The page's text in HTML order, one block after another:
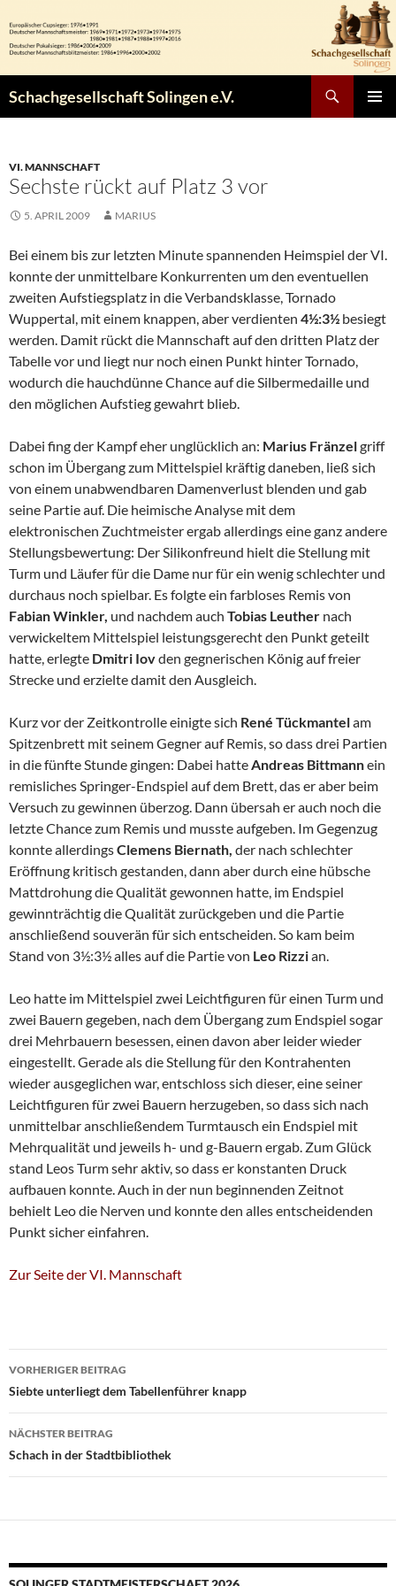
Inhalt
springen
Schachgesellschaft Solingen e.V.
VI. MANNSCHAFT
Sechste rückt auf Platz 3 vor
5. APRIL 2009 MARIUS
Bei einem bis zur letzten Minute spannenden Heimspiel der VI.
konnte der unmittelbare Konkurrenten um den eventuellen
zweiten Aufstiegsplatz in die Verbandsklasse, Tornado
Wuppertal, mit einem knappen, aber verdienten 4½:3½ besiegt
werden. Damit rückt die Mannschaft auf den dritten Platz der
Tabelle vor und liegt nur noch einen Punkt hinter Tornado,
wodurch die hauchdünne Chance auf die Silbermedaille und
den möglichen Aufstieg gewahrt blieb.
Dabei fing der Kampf eher unglücklich an: Marius Fränzelgriff
schon im Übergang zum Mittelspiel kräftig daneben, ließ sich
von einem unabwendbaren Damenverlust blenden und gab
seine Partie auf. Die heimische Analyse mit dem
elektronischen Zuchtmeister ergab allerdings eine ganz andere
Stellungsbewertung: Der Silikonfreund hielt die Stellung mit
Turm und Läufer für die Dame nur für ein wenig schlechter und
durchaus noch spielbar. Es folgte ein farbloses Remis von
Fabian Winkler, und nachdem auch Tobias Leuther nach
verwickeltem Mittelspiel leistungsgerecht den Punkt geteilt
hatte, erlegte Dmitri Iovden gegnerischen König auf freier
Strecke und erzielte damit den Ausgleich.
Kurz vor der Zeitkontrolle einigte sich René Tückmantelam
Spitzenbrett mit seinem Gegner auf Remis, so dass drei Partien
in die fünfte Stunde gingen: Dabei hatteAndreas Bittmannein
remisliches Springer-Endspiel auf dem Brett, das er aber beim
Versuch zu gewinnen überzog. Dann übersah er auch noch die
letzte Chance zum Remis und musste aufgeben. Im Gegenzug
konnte allerdingsClemens Biernath, der nach schlechter
Eröffnung kritisch gestanden, dann aber durch eine hübsche
Mattdrohung die Qualität gewonnen hatte, im Endspiel
gewinnträchtig die Qualität zurückgeben und die Partie
anschließend souverän für sich entscheiden. So kam beim
Stand von 3½:3½ alles auf die Partie von Leo Rizzian.
Leo hatte im Mittelspiel zwei Leichtfiguren für einen Turm und
zwei Bauern gegeben, nach dem Übergang zum Endspiel sogar
drei Mehrbauern besessen, einen davon aber leider wieder
eingestellt. Gerade als die Stellung für den Kontrahenten
wieder ausgeglichen war, entschloss sich dieser, eine seiner
Leichtfiguren für zwei Bauern herzugeben, so dass sich nach
unmittelbar anschließendem Turmtausch ein Endspiel mit
Mehrqualität und jeweils h- und g-Bauern ergab. Zum Glück
stand Leos Turm sehr aktiv, so dass er konstanten Druck
aufbauen konnte. Auch in der nun beginnenden Zeitnot
behielt Leo die Nerven und konnte den alles entscheidenden
Punkt sicher einfahren.
Zur Seite der VI. Mannschaft
Beitragsnavigation
VORHERIGER BEITRAG
Siebte unterliegt dem Tabellenführer knapp
NÄCHSTER BEITRAG
Schach in der Stadtbibliothek